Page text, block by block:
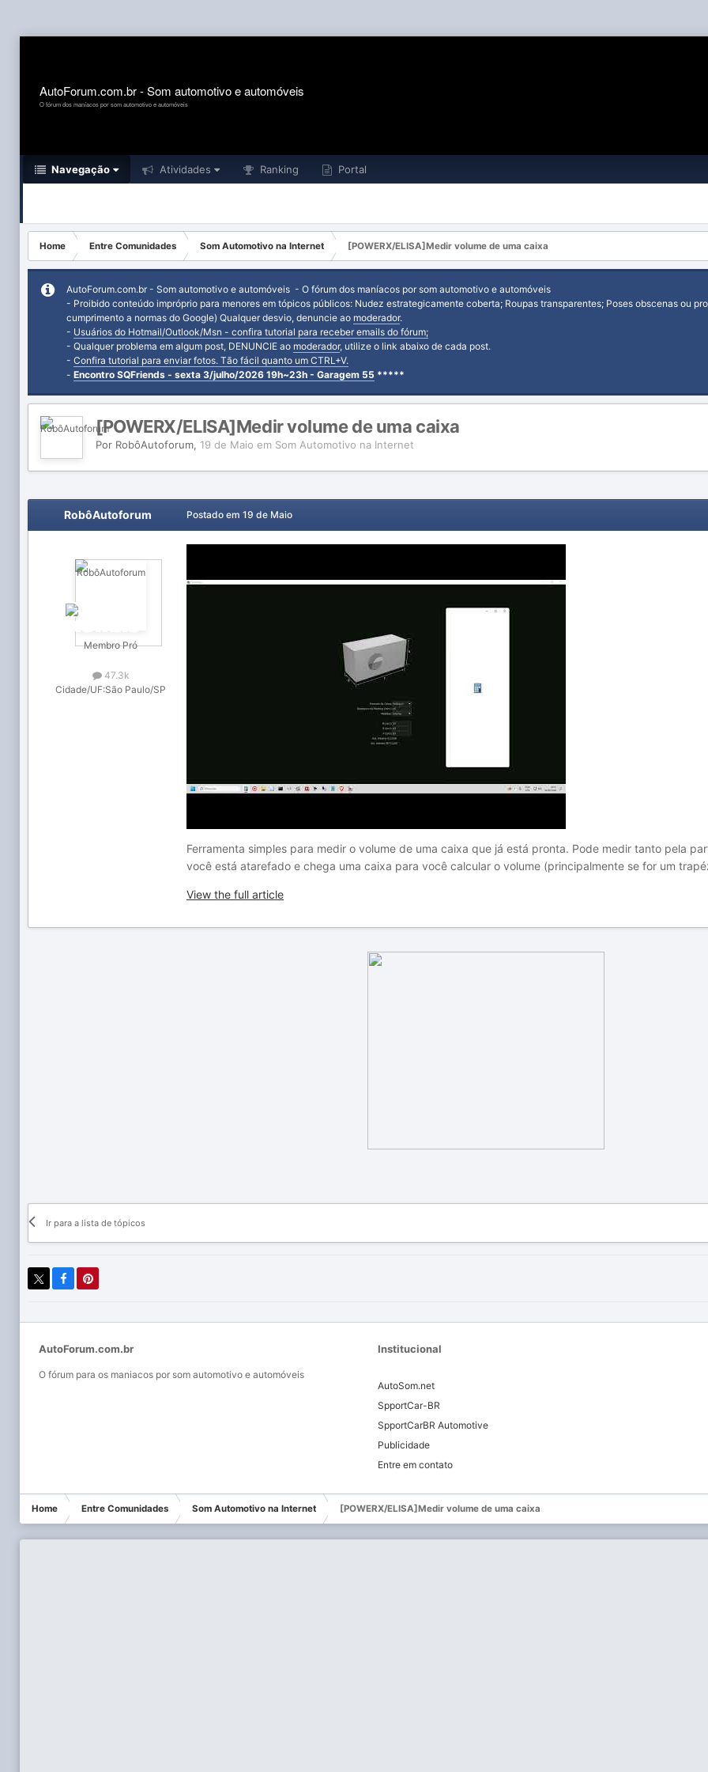
AutoForum.com.br - Som automotivo e automóveis
O fórum dos maníacos por som automotivo e automóveis
Navegação Atividades Ranking Portal
Home Entre Comunidades Som Automotivo na Internet [POWERX/ELISA]Medir volume de uma caixa
AutoForum.com.br - Som automotivo e automóveis - O fórum dos maníacos por som automotivo e automóveis
- Proibido conteúdo impróprio para menores em tópicos públicos: Nudez estrategicamente coberta; Roupas transparentes; Poses obscenas ou
cumprimento a normas do Google) Qualquer desvio, denuncie ao moderador.
- Usuários do Hotmail/Outlook/Msn - confira tutorial para receber emails do fórum;
- Qualquer problema em algum post, DENUNCIE ao moderador, utilize o link abaixo de cada post.
- Confira tutorial para enviar fotos. Tão fácil quanto um CTRL+V.
- Encontro SQFriends - sexta 3/julho/2026 19h~23h - Garagem 55 *****
[POWERX/ELISA]Medir volume de uma caixa
Por RobôAutoforum, 19 de Maio em Som Automotivo na Internet
RobôAutoforum
Membro Pró
47.3k
Cidade/UF:São Paulo/SP
Postado em 19 de Maio
Ferramenta simples para medir o volume de uma caixa que já está pronta. Pode medir tanto pela
você está atarefado e chega uma caixa para você calcular o volume (principalmente se for um
View the full article
Ir para a lista de tópicos
AutoForum.com.br
O fórum para os maniacos por som automotivo e automóveis
Institucional
AutoSom.net
SpportCar-BR
SpportCarBR Automotive
Publicidade
Entre em contato
Home Entre Comunidades Som Automotivo na Internet [POWERX/ELISA]Medir volume de uma caixa